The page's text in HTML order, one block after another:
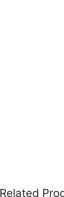
Related